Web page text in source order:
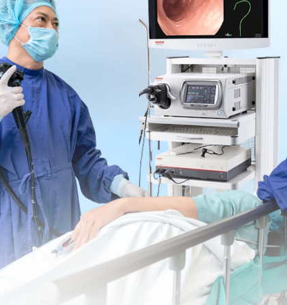
thêm. Cảm ơn bạn đã tin tưởng và gửi câu hỏi đến
bấm sốHOTLINE , đặt muaGÓI DỊCH VỤhoặc đặt
tự động trên ứng dụng My Vinmec để quản lý, theo dõi
dụng.
Chia sẻ
Xét nghiệm pepsinogen Ung thư dạ dày